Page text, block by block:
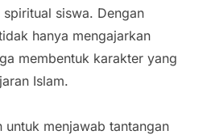
siswa. Dengan
hanya mengajarkan
membentuk karakter yang
Islam.
untuk menjawab tantangan